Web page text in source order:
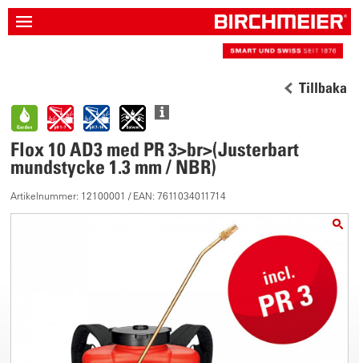
Tillbaka
Flox 10 AD3 med PR 3>br>(Justerbart
mundstycke 1.3 mm / NBR)
Artikelnummer: 12100001 / EAN: 7611034011714